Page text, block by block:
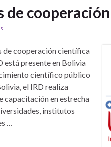
de
de cooperación científica
está presente en Bolivia
científico público
el IRD realiza
capacitación en estrecha
institutos
…